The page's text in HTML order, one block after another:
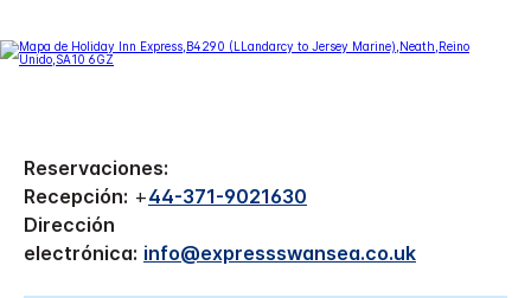
Reservaciones:
Recepción: +44-371-9021630
Dirección
electrónica: info@expressswansea.co.uk